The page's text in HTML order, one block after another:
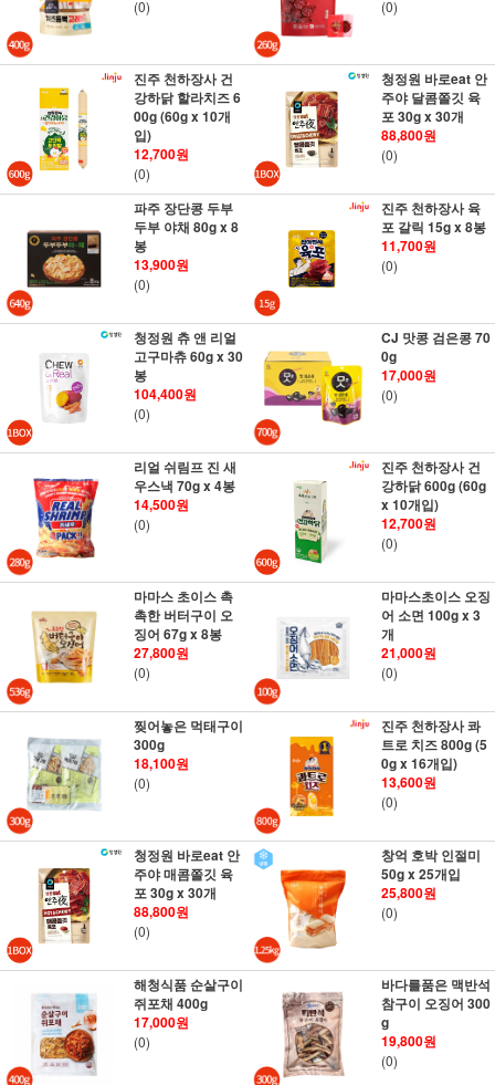
(0) (0)
진주 천하장사 건
강하닭 할라치즈 6
00g (60g x 10개
입)
12,700원
(0)
청정원 바로eat 안
주야 달콤쫄깃 육
포 30g x 30개
88,800원
(0)
파주 장단콩 두부
두부 야채 80g x 8
봉
13,900원
(0)
진주 천하장사 육
포 갈릭 15g x 8봉
11,700원
(0)
청정원 츄 앤 리얼
고구마츄 60g x 30
봉
104,400원
(0)
CJ 맛콩 검은콩 70
0g
17,000원
(0)
리얼 쉬림프 진 새
우스낵 70g x 4봉
14,500원
(0)
진주 천하장사 건
강하닭 600g (60g
x 10개입)
12,700원
(0)
마마스 초이스 촉
촉한 버터구이 오
징어 67g x 8봉
27,800원
(0)
마마스초이스 오징
어 소면 100g x 3
개
21,000원
(0)
찢어놓은 먹태구이
300g
18,100원
(0)
진주 천하장사 콰
트로 치즈 800g (5
0g x 16개입)
13,600원
(0)
청정원 바로eat 안
주야 매콤쫄깃 육
포 30g x 30개
88,800원
(0)
창억 호박 인절미
50g x 25개입
25,800원
(0)
해청식품 순살구이
쥐포채 400g
17,000원
(0)
바다를품은 맥반석
참구이 오징어 300
g
19,800원
(0)